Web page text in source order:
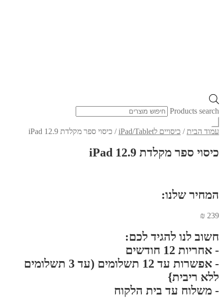
Products search
עמוד הבית / כיסויים לiPad/Tablet / כיסוי ספר מקלדת iPad 12.9
כיסוי ספר מקלדת iPad 12.9
המחיר שלנו:
₪ 239
חשוב לנו להגיד לכם:
- אחריות 12 חודשים
- אפשרות עד 12 תשלומים (עד 3 תשלומים
ללא ריבית}
- משלוח עד בית הלקוח